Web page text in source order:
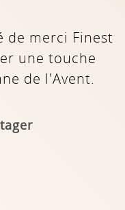
de merci Finest
une touche
de l'Avent.